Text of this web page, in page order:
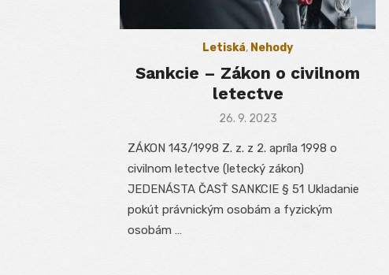
Letiská, Nehody
Sankcie – Zákon o civilnom
letectve
Posted
26. 9. 2023
ZÁKON 143/1998 Z. z. z 2. apríla 1998 o
civilnom letectve (letecký zákon)
JEDENÁSTA ČASŤ SANKCIE § 51 Ukladanie
pokút právnickým osobám a fyzickým
osobám …